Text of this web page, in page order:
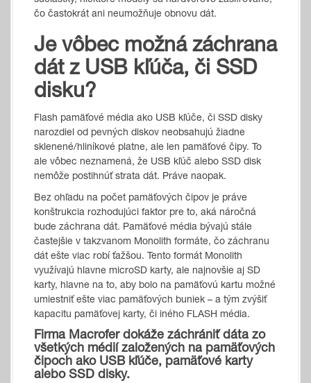
čo častokrát ani neumožňuje obnovu dát.
Je vôbec možná záchrana
dát z USB kľúča, či SSD
disku?
Flash pamäťové média ako USB kľúče, či SSD disky
narozdiel od pevných diskov neobsahujú žiadne
sklenené/hliníkové platne, ale len pamäťové čipy. To
ale vôbec neznamená, že USB kľúč alebo SSD disk
nemôže postihnúť strata dát. Práve naopak.
Bez ohľadu na počet pamäťových čipov je práve
konštrukcia rozhodujúci faktor pre to, aká náročná
bude záchrana dát. Pamäťové média bývajú stále
častejšie v takzvanom Monolith formáte, čo záchranu
dát ešte viac robí ťažšou. Tento formát Monolith
využívajú hlavne microSD karty, ale najnovšie aj SD
karty, hlavne na to, aby bolo na pamäťovú kartu možné
umiestniť ešte viac pamäťových buniek – a tým zvýšiť
kapacitu pamäťovej karty, či iného FLASH média.
Firma Macrofer dokáže záchrániť dáta zo
všetkých médií založených na pamäťových
čipoch ako USB kľúče, pamäťové karty
alebo SSD disky.